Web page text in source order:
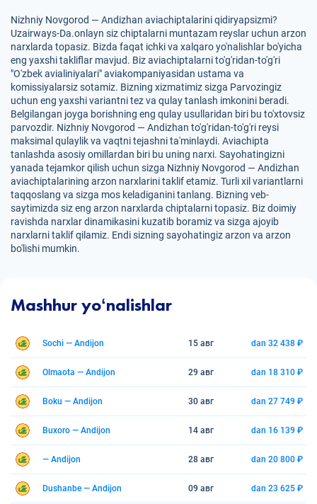
Nizhniy Novgorod — Andizhan aviachiptalarini qidiryapsizmi?
Uzairways-Da.onlayn siz chiptalarni muntazam reyslar uchun arzon
narxlarda topasiz. Bizda faqat ichki va xalqaro yo'nalishlar bo'yicha
eng yaxshi takliflar mavjud. Biz aviachiptalarni to'g'ridan-to'g'ri
"O'zbek avialiniyalari" aviakompaniyasidan ustama va
komissiyalarsiz sotamiz. Bizning xizmatimiz sizga Parvozingiz
uchun eng yaxshi variantni tez va qulay tanlash imkonini beradi.
Belgilangan joyga borishning eng qulay usullaridan biri bu to'xtovsiz
parvozdir. Nizhniy Novgorod — Andizhan to'g'ridan-to'g'ri reysi
maksimal qulaylik va vaqtni tejashni ta'minlaydi. Aviachipta
tanlashda asosiy omillardan biri bu uning narxi. Sayohatingizni
yanada tejamkor qilish uchun sizga Nizhniy Novgorod — Andizhan
aviachiptalarining arzon narxlarini taklif etamiz. Turli xil variantlarni
taqqoslang va sizga mos keladiganini tanlang. Bizning veb-
saytimizda siz eng arzon narxlarda chiptalarni topasiz. Biz doimiy
ravishda narxlar dinamikasini kuzatib boramiz va sizga ajoyib
narxlarni taklif qilamiz. Endi sizning sayohatingiz arzon va arzon
bo'lishi mumkin.
Mashhur yoʻnalishlar
Sochi — Andijon 15 авг dan 32 438 ₽
Olmaota — Andijon 29 авг dan 18 310 ₽
Boku — Andijon 30 авг dan 27 749 ₽
Buxoro — Andijon 14 авг dan 16 139 ₽
— Andijon 28 авг dan 20 800 ₽
Dushanbe — Andijon 09 авг dan 23 625 ₽